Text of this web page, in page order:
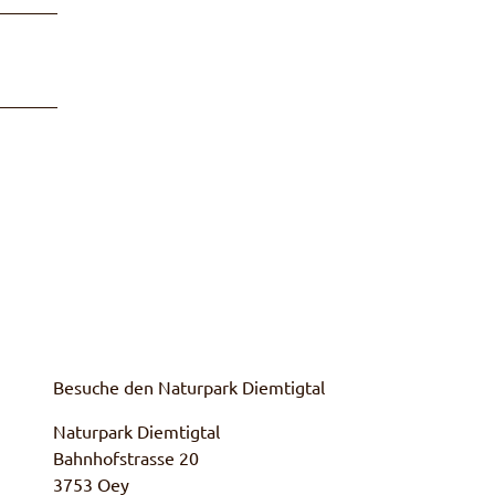
Besuche den Naturpark Diemtigtal
Naturpark Diemtigtal
Bahnhofstrasse 20
3753 Oey